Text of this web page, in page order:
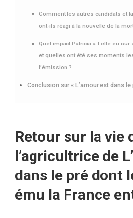
Comment les autres candidats et
ont-ils réagi à la nouvelle de la
Quel impact Patricia a-t-elle eu sur
et quelles ont été ses moments
l’émission ?
Conclusion sur « L’amour est dans le
Retour sur la vie
l’agricultrice de
dans le pré dont
ému la France